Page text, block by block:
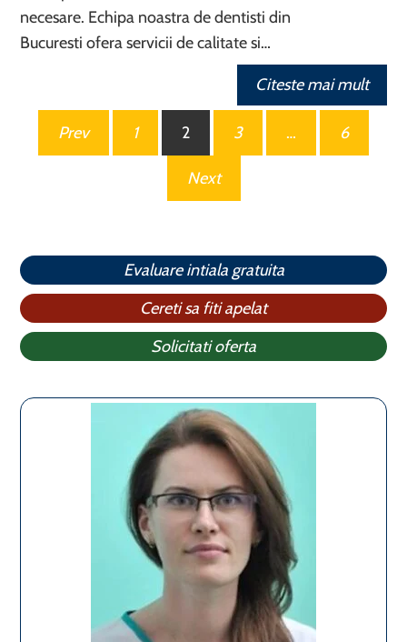
necesare. Echipa noastra de dentisti din
Bucuresti ofera servicii de calitate si…
Citeste mai mult
Paginație
articole
Prev 1 2 3 … 6
Next
Evaluare intiala gratuita
Cereti sa fiti apelat
Solicitati oferta